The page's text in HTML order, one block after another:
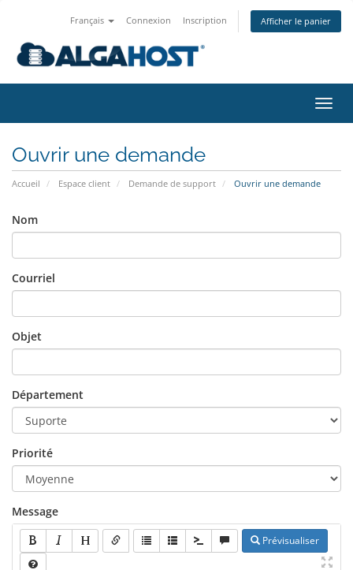
Français Connexion Inscription Afficher le panier
la
Ouvrir une demande
Accueil Espace client Demande de support Ouvrir une demande
Nom
Courriel
Objet
Département
Priorité
Message
Prévisualiser